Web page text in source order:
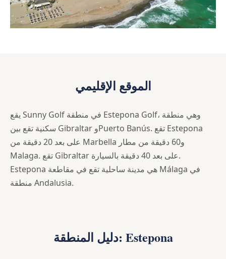
الموقع الإقليمي
يقع Sunny Golf في منطقة Estepona Golf، وهي منطقة
سكنية تقع بين Gibraltar وPuerto Banús. تقع Estepona
على بعد 20 دقيقة من Marbella و60 دقيقة من مطار
Malaga. تقع Gibraltar على بعد 40 دقيقة بالسيارة.
Estepona هي مدينة ساحلية تقع في مقاطعة Málaga في
منطقة Andalusia.
دليل المنطقة: Estepona